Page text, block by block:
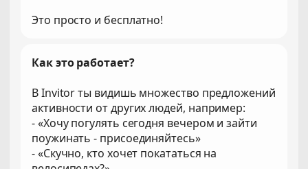
Это просто и бесплатно!
Как это работает?
В Invitor ты видишь множество предложений
активности от других людей, например:
- «Хочу погулять сегодня вечером и зайти
поужинать - присоединяйтесь»
- «Скучно, кто хочет покататься на